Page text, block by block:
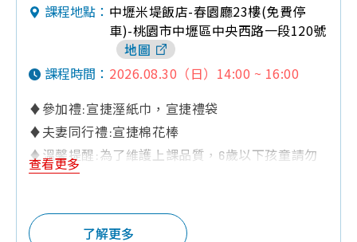
課程地點： 中壢米堤飯店-春園廳23樓(免費停
車)-桃園市中壢區中央西路一段120號
地圖
課程時間： 2026.08.30（日）14:00 ~ 16:00
♦參加禮:宣捷溼紙巾，宣捷禮袋
♦夫妻同行禮:宣捷棉花棒
♦溫馨提醒:為了維護上課品質，6歲以下孩童請勿
進入
查看更多
了解更多